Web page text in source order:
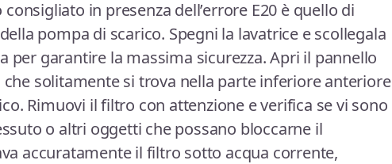
in presenza dell’errore E20 è quello di
pompa di scarico. Spegni la lavatrice e scollegala
per garantire la massima sicurezza. Apri il pannello
che solitamente si trova nella parte inferiore anteriore
Rimuovi il filtro con attenzione e verifica se vi sono
o altri oggetti che possano bloccarne il
accuratamente il filtro sotto acqua corrente,